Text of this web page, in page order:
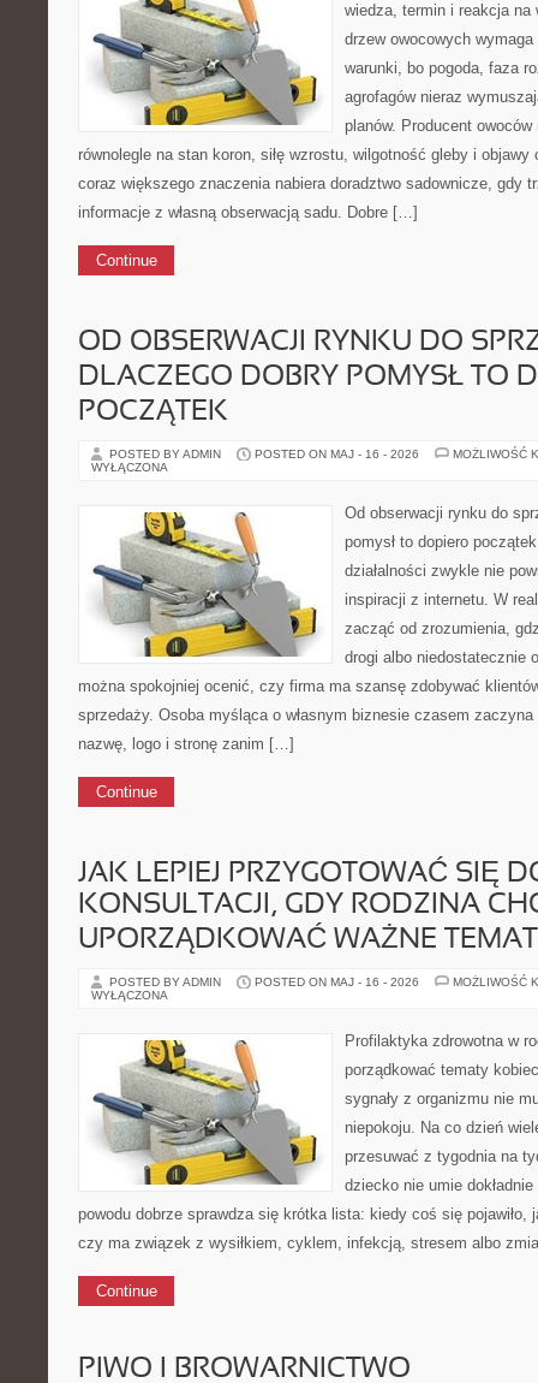
wiedza, termin i reakcja na
drzew owocowych wymaga
warunki, bo pogoda, faza
agrofagów nieraz
planów. Producent
równolegle na stan koron, siłę wzrostu, wilgotność gleby i objawy
coraz większego znaczenia nabiera doradztwo sadownicze, gdy
informacje z własną obserwacją sadu. Dobre […]
Continue
OD OBSERWACJI RYNKU DO
DLACZEGO DOBRY POMYSŁ TO
POCZĄTEK
POSTED BY ADMIN POSTED ON MAJ - 16 - 2026
MOŻLIWOŚĆ
WYŁĄCZONA
Od obserwacji rynku do
pomysł to dopiero
działalności zwykle nie
inspiracji z internetu. W
zacząć od zrozumienia,
drogi albo niedostatecznie
można spokojniej ocenić, czy firma ma szansę zdobywać
sprzedaży. Osoba myśląca o własnym biznesie czasem
nazwę, logo i stronę zanim […]
Continue
JAK LEPIEJ PRZYGOTOWAĆ SIĘ
KONSULTACJI, GDY RODZINA
UPORZĄDKOWAĆ WAŻNE
POSTED BY ADMIN POSTED ON MAJ - 16 - 2026
MOŻLIWOŚĆ
WYŁĄCZONA
Profilaktyka zdrowotna w
porządkować tematy
sygnały z organizmu nie
niepokoju. Na co dzień
przesuwać z tygodnia na
dziecko nie umie
powodu dobrze sprawdza się krótka lista: kiedy coś się pojawiło,
czy ma związek z wysiłkiem, cyklem, infekcją, stresem albo
Continue
PIWO I BROWARNICTWO